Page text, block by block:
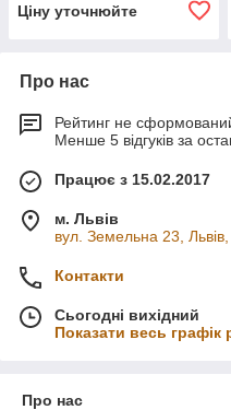
Ціну уточнюйте
Про нас
Рейтинг не
Менше 5 відгуків за
Працює з 15.02.2017
м. Львів
вул. Земельна 23, Львів,
Контакти
Сьогодні вихідний
Показати весь графік
Про нас